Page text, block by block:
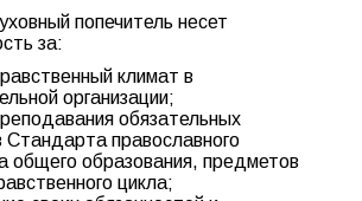
попечитель несет
за:
климат в
организации;
обязательных
православного
общего образования, предметов
цикла;